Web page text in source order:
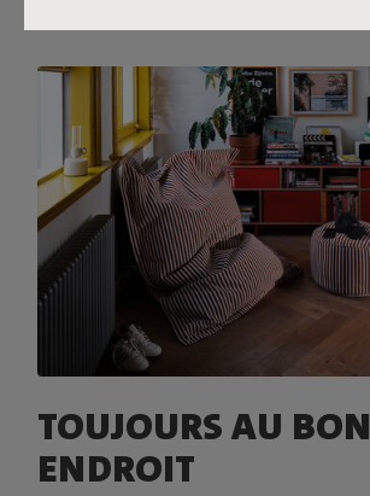
TOUJOURS AU BON
ENDROIT